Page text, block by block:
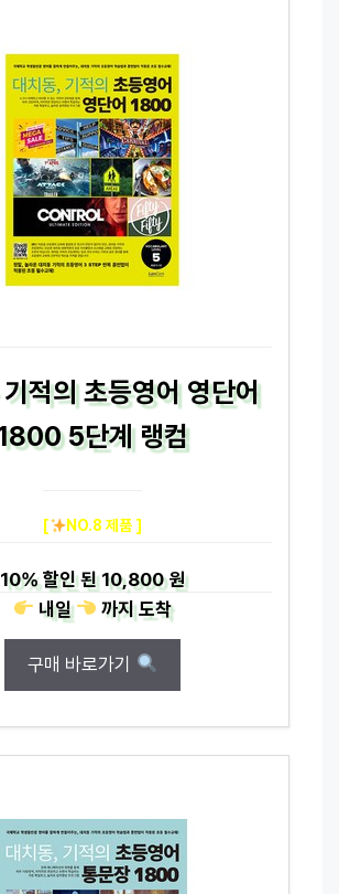
적의 초등영어 영단어
5단계 랭컴
[ NO.8 제품 ]
10%할인 된10,800 원
내일
까지도착
구매 바로가기